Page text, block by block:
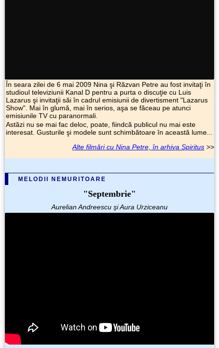
În seara zilei de 6 mai 2009 Nina şi Răzvan Petre au fost invitaţi în
studioul televiziunii Kanal D pentru a purta o discuţie cu Luis
Lazarus şi invitaţii săi în cadrul emisiunii de divertisment "Lazarus
Show". Mai în glumă, mai în serios, aşa se făceau pe atunci
emisiunile TV cu paranormali.
Astăzi nu se mai fac deloc, poate, fiindcă publicul nu mai este
interesat. Gusturile şi modele sunt schimbătoare în această lume...
Alte filmări cu Nina Petre, în arhiva Spiritus >>
MELODII NEMURITOARE
"Septembrie"
Aurelian Andreescu şi Aura Urziceanu